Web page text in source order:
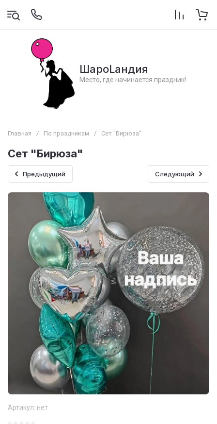
ШароLандия
Место, где начинается праздник!
Главная / По праздникам / Сет "Бирюза"
Сет "Бирюза"
Предыдущий Следующий
Артикул: нет